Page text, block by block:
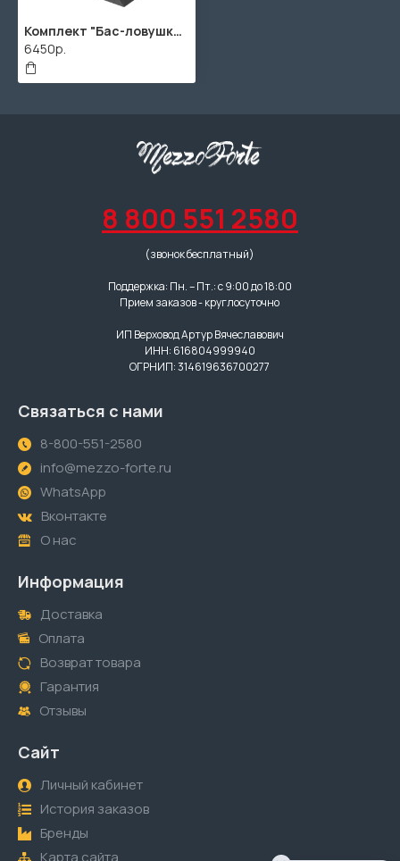
Комплект "Бас-ловушка 250" / 6шт. по 1000х250х250мм / SPG2236 / Темно-серый
6450р.
8 800 551 2580
(звонок бесплатный)
Поддержка: Пн. – Пт.: с 9:00 до 18:00
Прием заказов - круглосуточно
ИП Верховод Артур Вячеславович
ИНН: 616804999940
ОГРНИП: 314619636700277
Связаться с нами
8-800-551-2580
info@mezzo-forte.ru
WhatsApp
Вконтакте
О нас
Информация
Доставка
Оплата
Возврат товара
Гарантия
Отзывы
Сайт
Личный кабинет
История заказов
Бренды
Карта сайта